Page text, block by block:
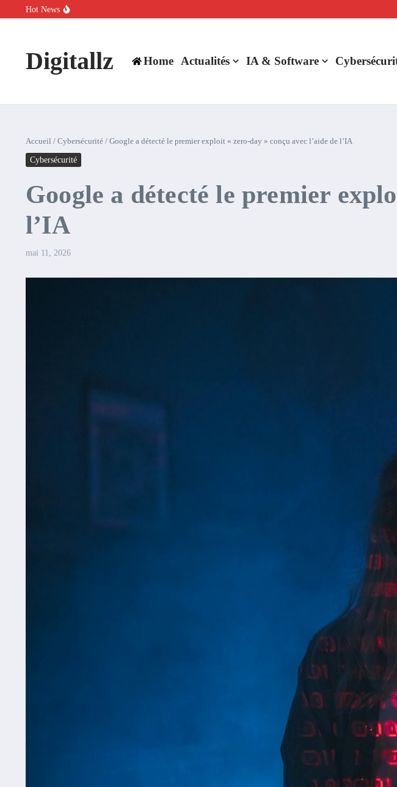
Aller au contenu
Hot News
Comment l’IA simplifie la data de caisse pour la transformer en levier de rentabilité ?
Digitallz Home Actualités IA & Software
Accueil / Cybersécurité / Google a détecté le premier exploit « zero-day » conçu avec l’aide de l’IA
Cybersécurité
Google a détecté le premier
l’IA
mai 11, 2026